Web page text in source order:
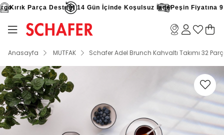
Kırık Parça Desteği 14 Gün İçinde Koşulsuz İadePeşin Fiyatına 9
Anasayfa MUTFAK Schafer Adel Brunch Kahvaltı Takımı 32